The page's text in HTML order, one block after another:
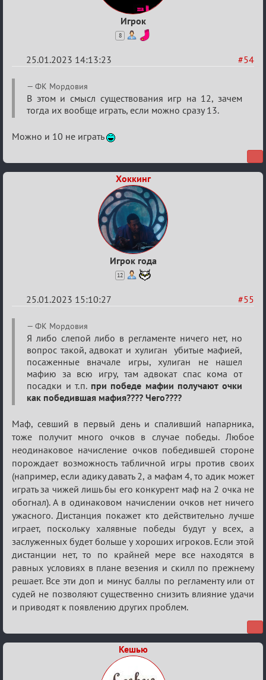
Игрок
8
#54
25.01.2023 14:13:23
Re:
Обсуждение
«Justice»
ФК Мордовия
В этом и смысл существования игр на 12, зачем
тогда их вообще играть, если можно сразу 13.
Можно и 10 не играть
Хоккинг
Игрок года
12
#55
25.01.2023 15:10:27
Re:
Обсуждение
«Justice»
ФК Мордовия
Я либо слепой либо в регламенте ничего нет, но
вопрос такой, адвокат и хулиган убитые мафией,
посаженные вначале игры, хулиган не нашел
мафию за всю игру, там адвокат спас кома от
посадки и т.п. при победе мафии получают очки
как победившая мафия???? Чего????
Маф, севший в первый день и спаливший напарника,
тоже получит много очков в случае победы. Любое
неодинаковое начисление очков победившей стороне
порождает возможность табличной игры против своих
(например, если адику давать 2, а мафам 4, то адик может
играть за чижей лишь бы его конкурент маф на 2 очка не
обогнал). А в одинаковом начислении очков нет ничего
ужасного. Дистанция покажет кто действительно лучше
играет, поскольку халявные победы будут у всех, а
заслуженных будет больше у хороших игроков. Если этой
дистанции нет, то по крайней мере все находятся в
равных условиях в плане везения и скилл по прежнему
решает. Все эти доп и минус баллы по регламенту или от
судей не позволяют существенно снизить влияние удачи
и приводят к появлению других проблем.
Кешью